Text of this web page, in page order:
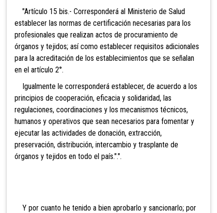
"Artículo 15 bis.- Corresponderá al Ministerio de Salud
establecer las normas de certificación necesarias para los
profesionales que realizan actos de procuramiento de
órganos y tejidos; así como establecer requisitos adicionales
para la acreditación de los establecimientos que se señalan
en el artículo 2°.
Igualmente le corresponderá establecer, de acuerdo a los
principios de cooperación, eficacia y solidaridad, las
regulaciones, coordinaciones y los mecanismos técnicos,
humanos y operativos que sean necesarios para fomentar y
ejecutar las actividades de donación, extracción,
preservación, distribución, intercambio y trasplante de
órganos y tejidos en todo el país.".".
Y por cuanto he tenido a bien aprobarlo y sancionarlo; por